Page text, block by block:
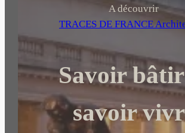
r
c
h
r
A découvrir
TRACES DE FRANCE
Savoir
savoir